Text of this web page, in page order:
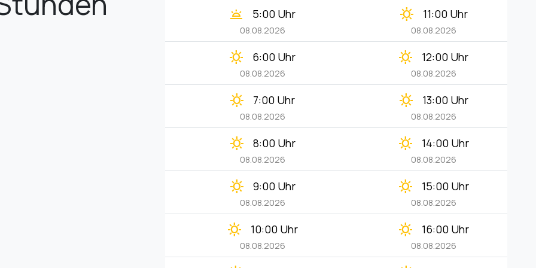
wb_twilight 5:00 Uhr
08.08.2026
clear_day 11:00 Uhr
08.08.2026
clear_day 6:00 Uhr
08.08.2026
clear_day 12:00 Uhr
08.08.2026
clear_day 7:00 Uhr
08.08.2026
clear_day 13:00 Uhr
08.08.2026
clear_day 8:00 Uhr
08.08.2026
clear_day 14:00 Uhr
08.08.2026
clear_day 9:00 Uhr
08.08.2026
clear_day 15:00 Uhr
08.08.2026
clear_day 10:00 Uhr
08.08.2026
clear_day 16:00 Uhr
08.08.2026